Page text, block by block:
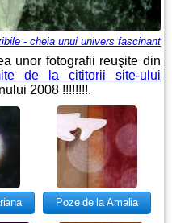
- cheia unui univers fascinant
unor fotografii reuşite din
de la cititorii site-ului
2008 !!!!!!!!.
Poze de la Amalia